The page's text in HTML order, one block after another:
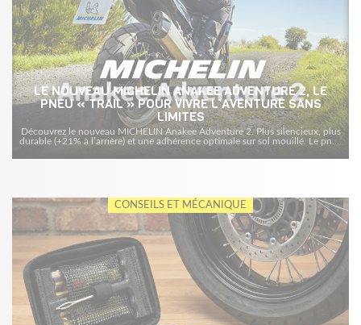
LE NOUVEAU MICHELIN ANAKEE ADVENTURE 2, LE
PNEU « TRAIL » POUR VIVRE L’AVENTURE SANS
LIMITES
Découvrez le nouveau MICHELIN Anakee Adventure 2. Plus silencieux, plus
durable (+21% à l’arrière) et une adhérence optimale sur sol mouillé. Le pneu
CONSEILS ET MÉCANIQUE